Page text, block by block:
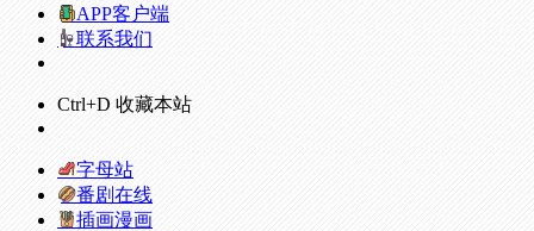
APP客户端
联系我们
Ctrl+D 收藏本站
字母站
番剧在线
插画漫画